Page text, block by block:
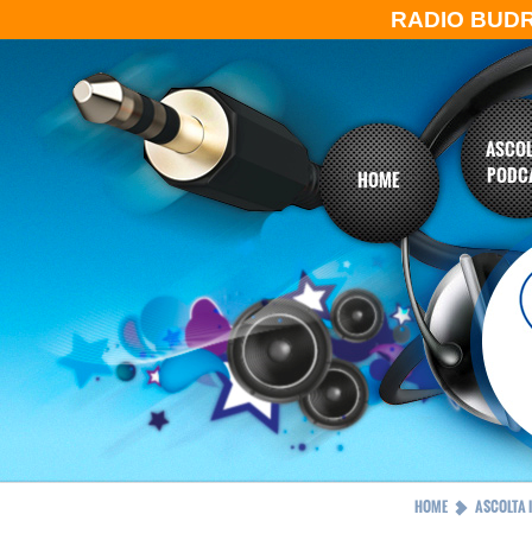
RADIO
HOME
HOME ASCOLTA